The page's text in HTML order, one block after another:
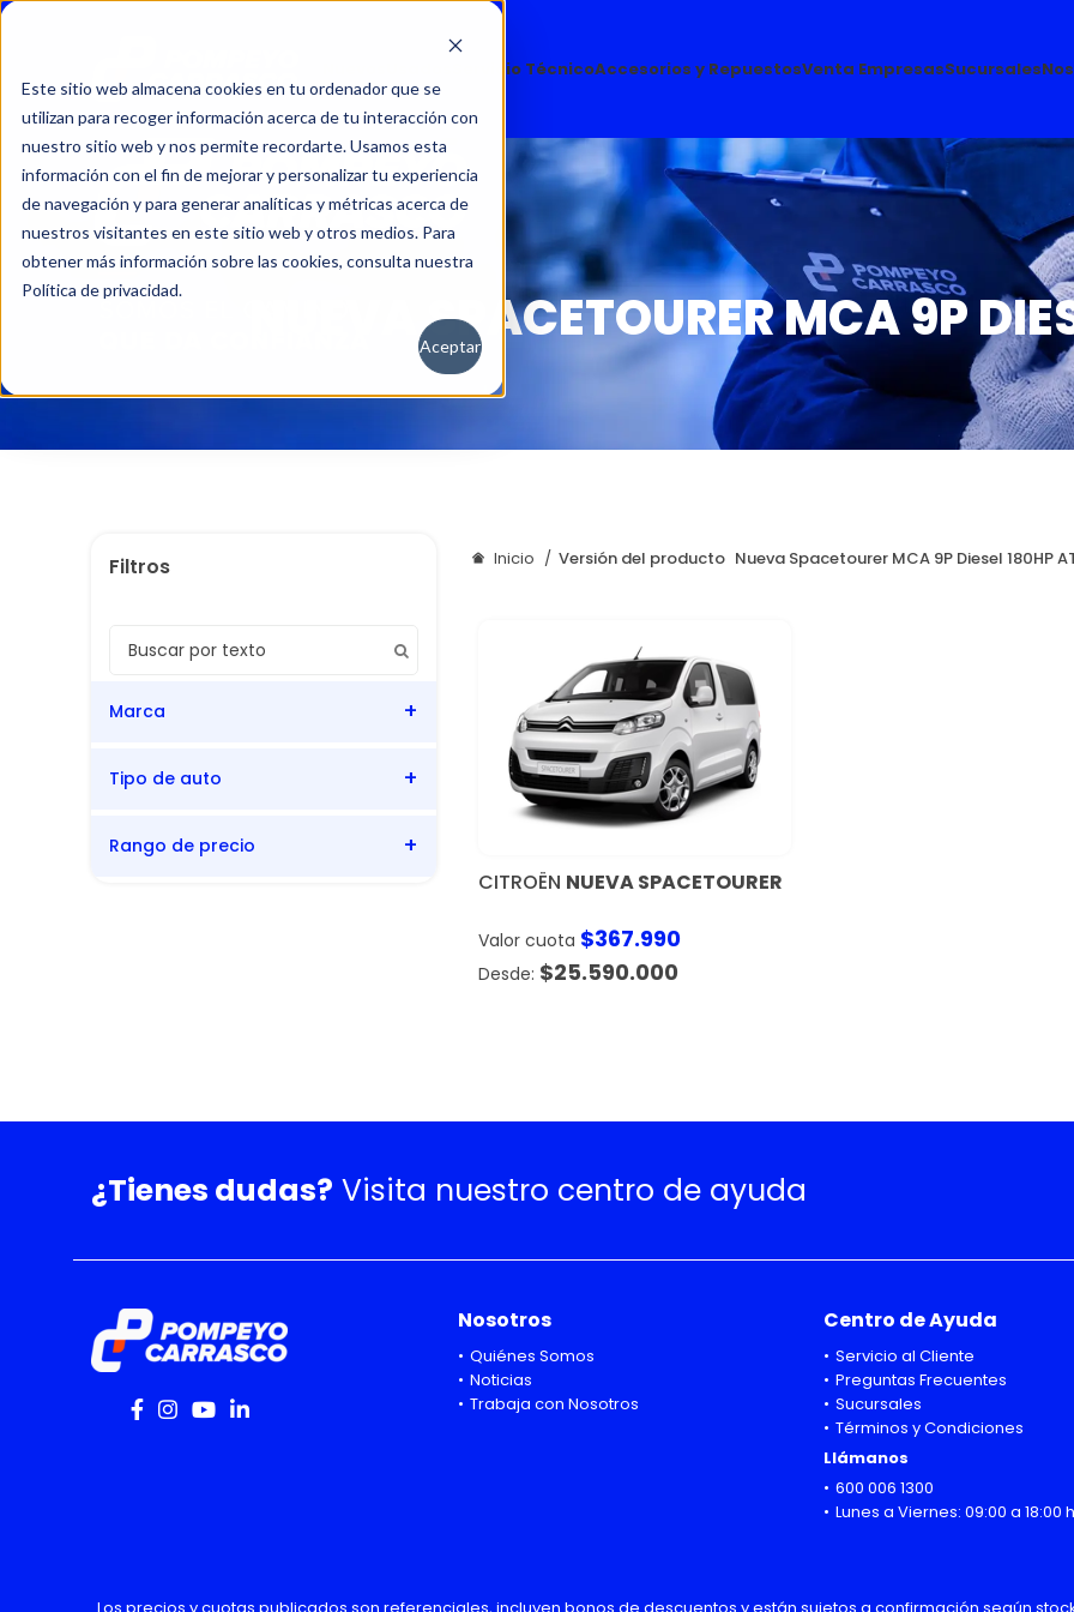
Este sitio web almacena cookies en tu ordenador que se
utilizan para recoger información acerca de tu interacción con
nuestro sitio web y nos permite recordarte. Usamos esta
información con el fin de mejorar y personalizar tu experiencia
de navegación y para generar analíticas y métricas acerca de
nuestros visitantes en este sitio web y otros medios. Para
obtener más información sobre las cookies, consulta nuestra
Política de privacidad.
Aceptar
Servicio TécnicoAccesorios y RepuestosVenta EmpresasSucursales
NUEVA SPACETOURER MCA 9P
Marca
Citroën
Tipo de auto
Comercial
Rango de precio
Inicio Versión del producto Nueva Spacetourer MCA 9P Diesel 180HP
CITROËN NUEVA SPACETOURER
Valor cuota $367.990
$25.590.000
¿Tienes dudas? Visita nuestro centro de ayuda
Nosotros
Quiénes Somos
Noticias
Trabaja con Nosotros
Centro de Ayuda
Servicio al Cliente
Preguntas Frecuentes
Sucursales
Términos y Condiciones
Llámanos
600 006 1300
Lunes a Viernes: 09:00 a 18:00